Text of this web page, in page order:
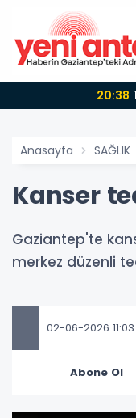
20:38
Anasayfa SAĞLIK
Kanser
Gaziantep'te
merkez düzenli
02-06-2026 11:03
Abone Ol